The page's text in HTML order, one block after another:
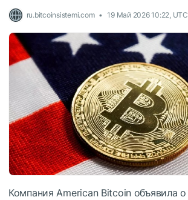
ru.bitcoinsistemi.com 19 Май 2026 10:22, UTC
Компания American Bitcoin объявила